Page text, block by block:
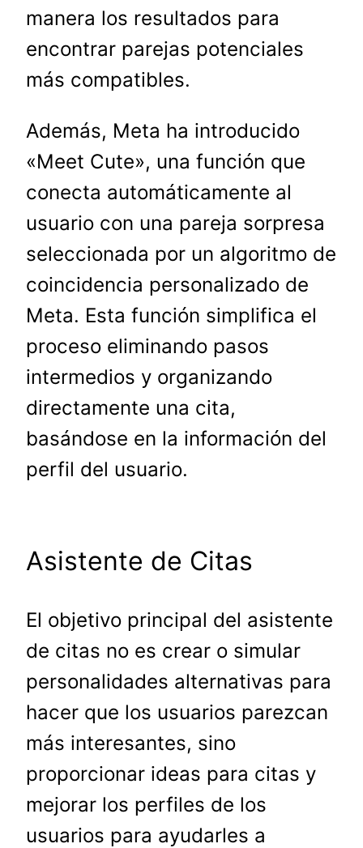
manera los resultados para
encontrar parejas potenciales
más compatibles.
Además, Meta ha introducido
«Meet Cute», una función que
conecta automáticamente al
usuario con una pareja sorpresa
seleccionada por un algoritmo de
coincidencia personalizado de
Meta. Esta función simplifica el
proceso eliminando pasos
intermedios y organizando
directamente una cita,
basándose en la información del
perfil del usuario.
Asistente de Citas
El objetivo principal del asistente
de citas no es crear o simular
personalidades alternativas para
hacer que los usuarios parezcan
más interesantes, sino
proporcionar ideas para citas y
mejorar los perfiles de los
usuarios para ayudarles a